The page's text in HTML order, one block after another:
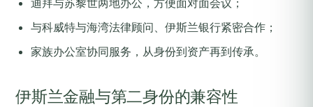
迪拜与苏黎世两地办公，方便面对面会议；
与科威特与海湾法律顾问、伊斯兰银行紧密合作；
家族办公室协同服务，从身份到资产再到传承。
伊斯兰金融与第二身份的兼容性